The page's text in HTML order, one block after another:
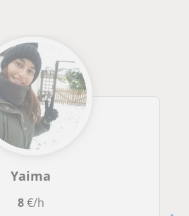
Yaima
8€/h